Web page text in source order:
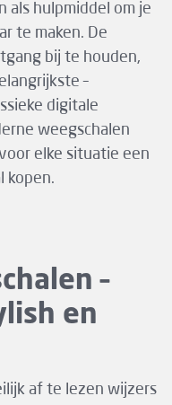
als hulpmiddel om je
te maken. De
bij te houden,
–
digitale
weegschalen
elke situatie een
kopen.
–
en
af te lezen wijzers